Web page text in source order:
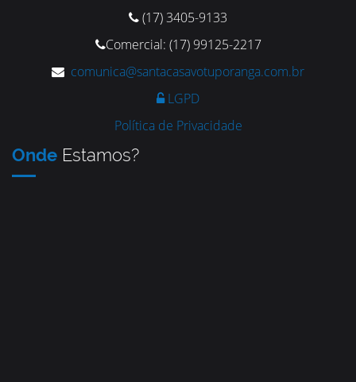
(17) 3405-9133
Comercial: (17) 99125-2217
comunica@santacasavotuporanga.com.br
LGPD
Política de Privacidade
Onde Estamos?